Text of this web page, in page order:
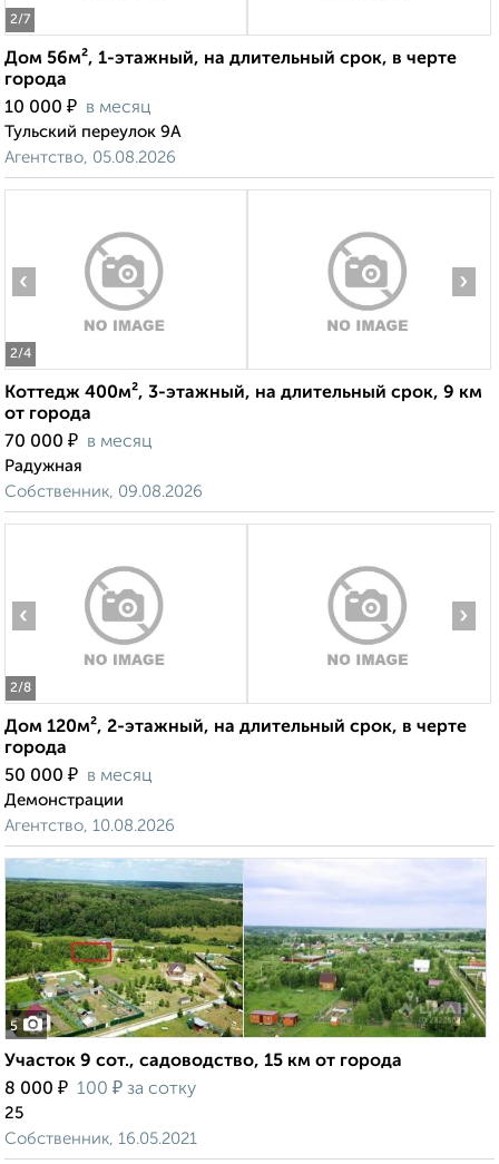
2/7
Дом 56м², 1-этажный, на длительный срок, в черте
города
10 000 ₽ в месяц
Тульский переулок 9А
Агентство, 05.08.2026
2/4
‹ ›
Коттедж 400м², 3-этажный, на длительный срок, 9 км
от города
70 000 ₽ в месяц
Радужная
Собственник, 09.08.2026
2/8
‹ ›
Дом 120м², 2-этажный, на длительный срок, в черте
города
50 000 ₽ в месяц
Демонстрации
Агентство, 10.08.2026
5
Участок 9 сот., садоводство, 15 км от города
8 000 ₽ 100 ₽ за сотку
25
Собственник, 16.05.2021